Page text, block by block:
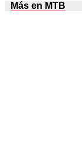
Más en MTB